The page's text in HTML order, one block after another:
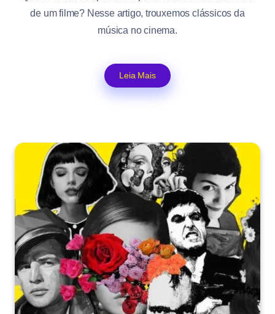
de um filme? Nesse artigo, trouxemos clássicos da
música no cinema.
Leia Mais